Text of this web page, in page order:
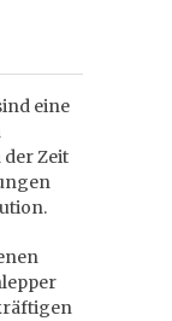
eine
Zeit